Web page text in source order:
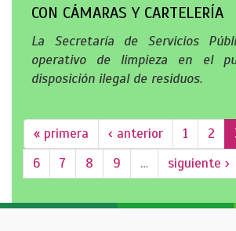
CON CÁMARAS Y CARTELERÍA
La Secretaría de Servicios
operativo de limpieza en el
disposición ilegal de residuos.
« primera ‹ anterior 1 2
6
7 8 9 … siguiente ›